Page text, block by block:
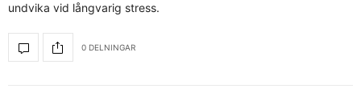
undvika vid långvarig stress.
0 DELNINGAR